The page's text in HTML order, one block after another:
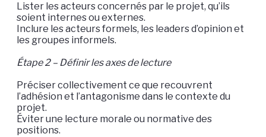
Lister les acteurs concernés par le projet, qu’ils
soient internes ou externes.
Inclure les acteurs formels, les leaders d’opinion et
les groupes informels.
Étape 2 – Définir les axes de lecture
Préciser collectivement ce que recouvrent
l’adhésion et l’antagonisme dans le contexte du
projet.
Éviter une lecture morale ou normative des
positions.